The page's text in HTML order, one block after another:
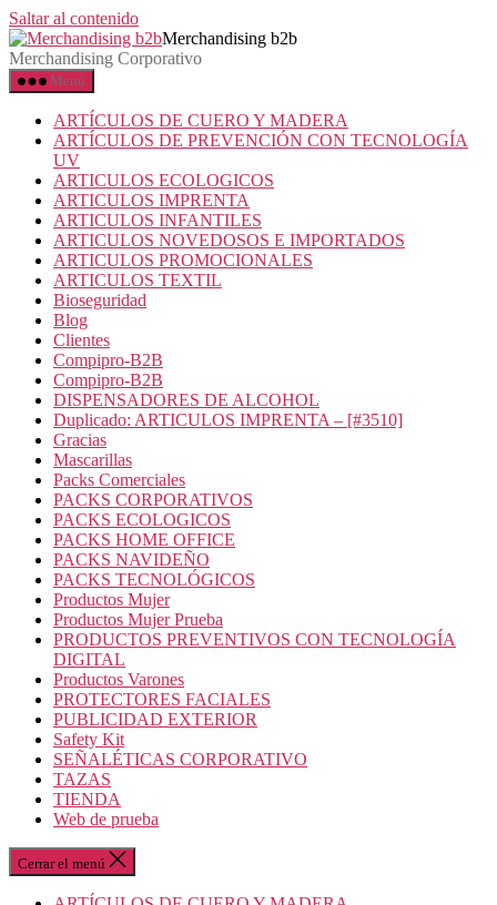
Saltar al contenido
Merchandising b2b
Merchandising Corporativo
Menú
ARTÍCULOS DE CUERO Y MADERA
ARTÍCULOS DE PREVENCIÓN CON TECNOLOGÍA
UV
ARTICULOS ECOLOGICOS
ARTICULOS IMPRENTA
ARTICULOS INFANTILES
ARTICULOS NOVEDOSOS E IMPORTADOS
ARTICULOS PROMOCIONALES
ARTICULOS TEXTIL
Bioseguridad
Blog
Clientes
Compipro-B2B
Compipro-B2B
DISPENSADORES DE ALCOHOL
Duplicado: ARTICULOS IMPRENTA – [#3510]
Gracias
Mascarillas
Packs Comerciales
PACKS CORPORATIVOS
PACKS ECOLOGICOS
PACKS HOME OFFICE
PACKS NAVIDEÑO
PACKS TECNOLÓGICOS
Productos Mujer
Productos Mujer Prueba
PRODUCTOS PREVENTIVOS CON TECNOLOGÍA
DIGITAL
Productos Varones
PROTECTORES FACIALES
PUBLICIDAD EXTERIOR
Safety Kit
SEÑALÉTICAS CORPORATIVO
TAZAS
TIENDA
Web de prueba
Cerrar el menú